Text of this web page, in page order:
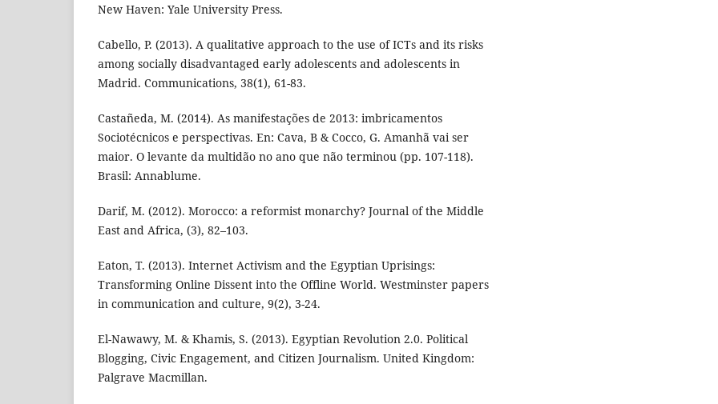
New Haven: Yale University Press.
Cabello, P. (2013). A qualitative approach to the use of ICTs and its risks
among socially disadvantaged early adolescents and adolescents in
Madrid. Communications, 38(1), 61-83.
Castañeda, M. (2014). As manifestações de 2013: imbricamentos
Sociotécnicos e perspectivas. En: Cava, B & Cocco, G. Amanhã vai ser
maior. O levante da multidão no ano que não terminou (pp. 107-118).
Brasil: Annablume.
Darif, M. (2012). Morocco: a reformist monarchy? Journal of the Middle
East and Africa, (3), 82–103.
Eaton, T. (2013). Internet Activism and the Egyptian Uprisings:
Transforming Online Dissent into the Offline World. Westminster papers
in communication and culture, 9(2), 3-24.
El-Nawawy, M. & Khamis, S. (2013). Egyptian Revolution 2.0. Political
Blogging, Civic Engagement, and Citizen Journalism. United Kingdom:
Palgrave Macmillan.